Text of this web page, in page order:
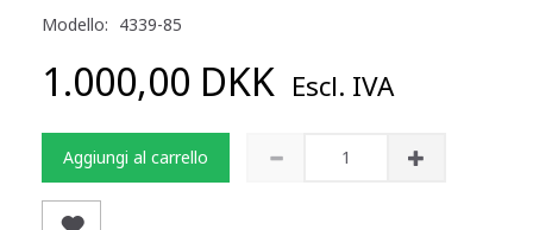
Modello: 4339-85
1.000,00 DKK Escl. IVA
Aggiungi al carrello